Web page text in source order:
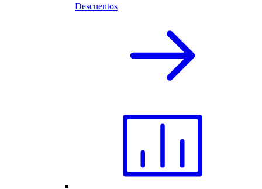
Descuentos